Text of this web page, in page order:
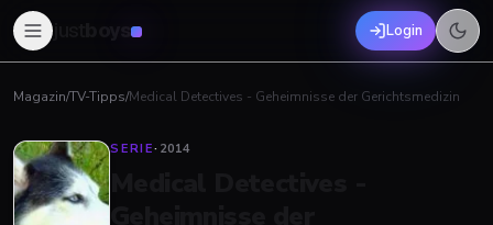
boys Login
Magazin/TV-Tipps/Medical Detectives - Geheimnisse der Gerichtsmedizin
SERIE· 2014